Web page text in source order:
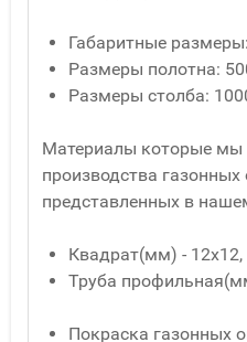
Габаритные
Размеры полотна:
Размеры столба:
Материалы которые мы
производства
представленных в
Квадрат(мм) - 12x12,
Труба
Покраска газонных